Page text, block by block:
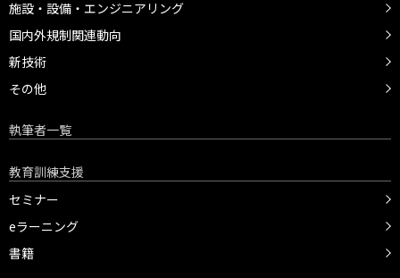
施設・設備・エンジニアリング
国内外規制関連動向
新技術
その他
執筆者一覧
教育訓練支援
セミナー
eラーニング
書籍